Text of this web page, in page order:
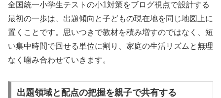
全国統一小学生テストの小1対策をブログ視点で設計する
最初の一歩は、出題傾向と子どもの現在地を同じ地図上に
置くことです。思いつきで教材を積み増すのではなく、短
い集中時間で回せる単位に割り、家庭の生活リズムと無理
なく噛み合わせていきます。
出題領域と配点の把握を親子で共有する